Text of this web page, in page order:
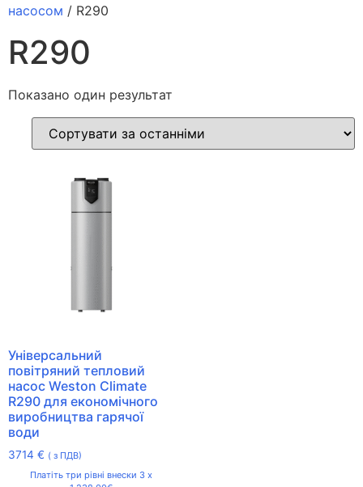
насосом / R290
R290
Показано один результат
Універсальний
повітряний тепловий
насос Weston Climate
R290 для економічного
виробництва гарячої
води
3714 € ( з ПДВ)
Платіть три рівні внески 3 x